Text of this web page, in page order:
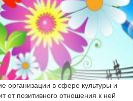
организации в сфере культуры и
от позитивного отношения к ней